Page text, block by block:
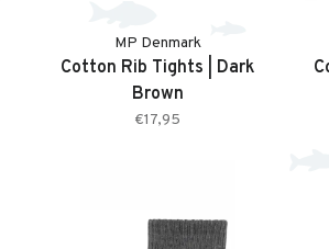
MP Denmark
Cotton Rib Tights | Dark
Brown
€17,95